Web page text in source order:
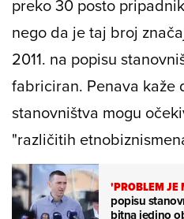
preko 30 posto
nego da je taj broj
2011. na popisu
fabriciran. Penava kaže
stanovništva mogu
"različitih
'PROBLEM JE
popisu
bitna jedino